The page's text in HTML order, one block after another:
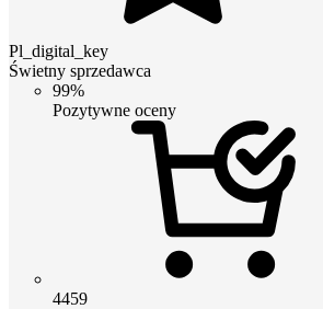
Pl_digital_key
Świetny sprzedawca
99%
Pozytywne oceny
4459